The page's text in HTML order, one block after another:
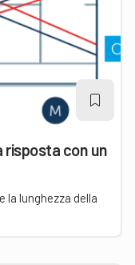
risposta con un
la lunghezza della